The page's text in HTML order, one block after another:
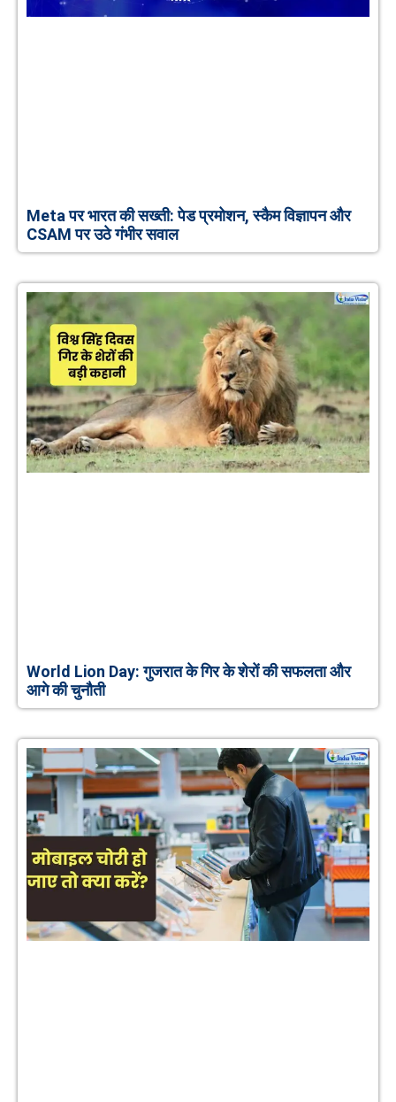
Meta पर भारत की सख्ती: पेड प्रमोशन, स्कैम विज्ञापन और
CSAM पर उठे गंभीर सवाल
World Lion Day: गुजरात के गिर के शेरों की सफलता और
आगे की चुनौती